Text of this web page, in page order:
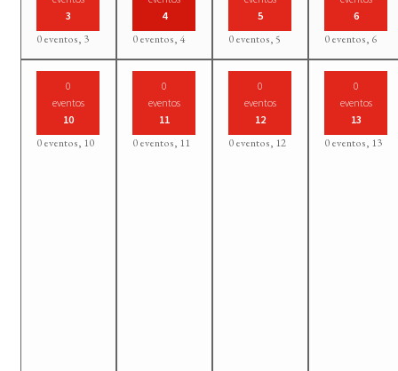
3
0 eventos, 3
4
0 eventos, 4
5
0 eventos,5
6
0 eventos, 6
0
eventos
10
0 eventos, 10
0
eventos
11
0 eventos, 11
0
eventos
12
0 eventos, 12
0
eventos
13
0 eventos, 13